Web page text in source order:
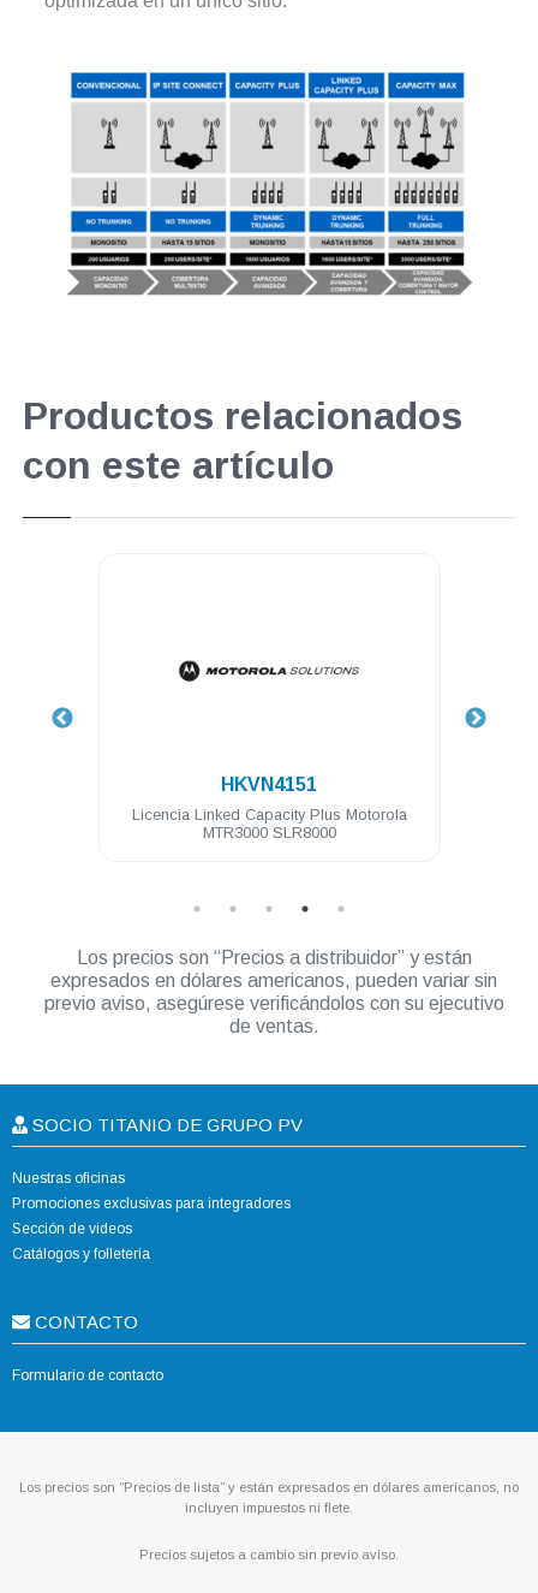
Productos relacionados
con este artículo
HKVN4151
Licencia Linked Capacity Plus Motorola
MTR3000 SLR8000
Los precios son “Precios a distribuidor” y están
expresados en dólares americanos, pueden variar sin
previo aviso, asegúrese verificándolos con su ejecutivo
de ventas.
SOCIO TITANIO DE GRUPO PV
Nuestras oficinas
Promociones exclusivas para integradores
Sección de videos
Catálogos y folletería
CONTACTO
Formulario de contacto
Los precios son “Precios de lista” y están expresados en dólares americanos, no
incluyen impuestos ni flete.
Precios sujetos a cambio sin previo aviso.